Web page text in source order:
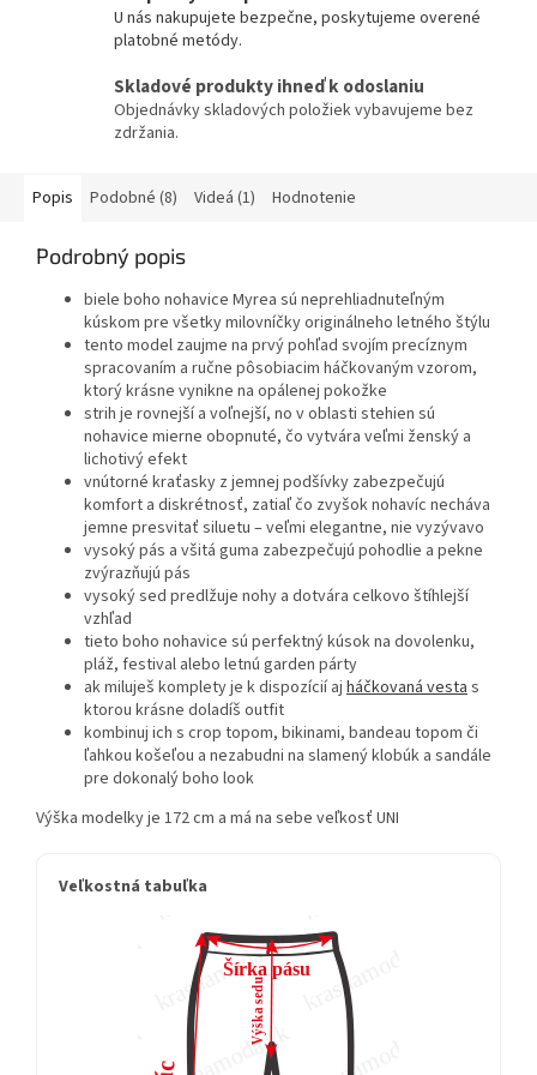
U nás nakupujete bezpečne, poskytujeme overené
platobné metódy.
Skladové produkty ihneď k odoslaniu
Objednávky skladových položiek vybavujeme bez
zdržania.
Popis Podobné (8) Videá (1) Hodnotenie
Podrobný popis
biele boho nohavice Myrea sú neprehliadnuteľným
kúskom pre všetky milovníčky originálneho letného štýlu
tento model zaujme na prvý pohľad svojím precíznym
spracovaním a ručne pôsobiacim háčkovaným vzorom,
ktorý krásne vynikne na opálenej pokožke
strih je rovnejší a voľnejší, no v oblasti stehien sú
nohavice mierne obopnuté, čo vytvára veľmi ženský a
lichotivý efekt
vnútorné kraťasky z jemnej podšívky zabezpečujú
komfort a diskrétnosť, zatiaľ čo zvyšok nohavíc necháva
jemne presvitať siluetu – veľmi elegantne, nie vyzývavo
vysoký pás a všitá guma zabezpečujú pohodlie a pekne
zvýrazňujú pás
vysoký sed predlžuje nohy a dotvára celkovo štíhlejší
vzhľad
tieto boho nohavice sú perfektný kúsok na dovolenku,
pláž, festival alebo letnú garden párty
ak miluješ komplety je k dispozícií aj háčkovaná vestas
ktorou krásne doladíš outfit
kombinuj ich s crop topom, bikinami, bandeau topom či
ľahkou košeľou a nezabudni na slamený klobúk a sandále
pre dokonalý boho look
Výška modelky je 172 cm a má na sebe veľkosť UNI
Veľkostná tabuľka